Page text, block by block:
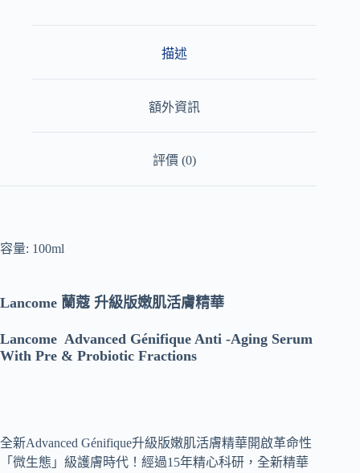
描述
額外資訊
評價 (0)
容量: 100ml
Lancome 蘭蔻 升級版嫩肌活膚精華
Lancome Advanced Génifique Anti -Aging Serum
With Pre & Probiotic Fractions
全新Advanced Génifique升級版嫩肌活膚精華開啟革命性
「微生態」級護膚時代！經過15年精心科研，全新精華